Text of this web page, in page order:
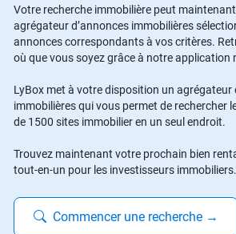
Votre recherche immobilière peut
agrégateur d’annonces immobilières
annonces correspondants à vos critères.
où que vous soyez grâce à notre application
LyBox met à votre disposition un agrégateur
immobilières qui vous permet de rechercher
de 1500 sites immobilier en un seul endroit.
Trouvez maintenant votre prochain bien
tout-en-un pour les investisseurs immobiliers.
Commencer une recherche →